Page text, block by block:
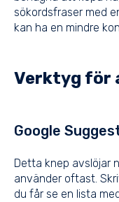
sökordsfraser med
kan ha en mindre
Verktyg för
Google
Detta knep avslöjar
använder oftast.
du får se en lista